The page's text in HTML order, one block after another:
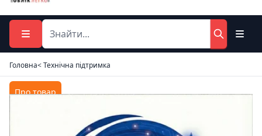
Головна< Технічна підтримка
Про товар